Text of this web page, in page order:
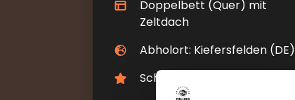
Doppelbett (Quer) mit
Zeltdach
Abholort: Kiefersfelden (DE)
Schaltgetriebe